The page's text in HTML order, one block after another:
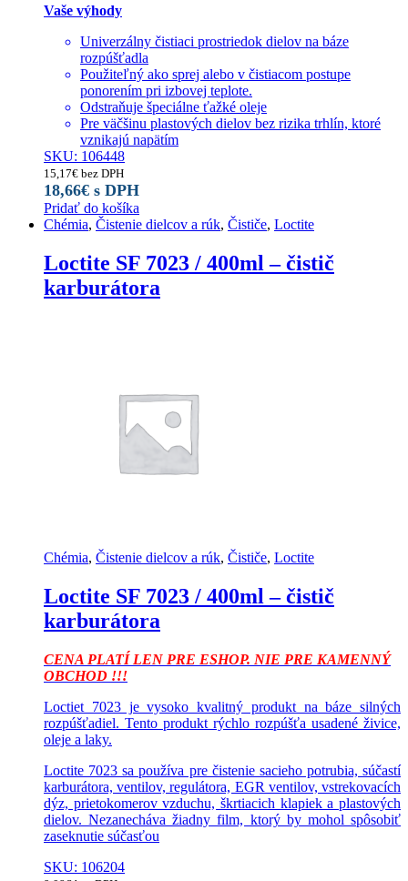
Vaše výhody
Univerzálny čistiaci prostriedok dielov na báze
rozpúšťadla
Použiteľný ako sprej alebo v čistiacom postupe
ponorením pri izbovej teplote.
Odstraňuje špeciálne ťažké oleje
Pre väčšinu plastových dielov bez rizika trhlín, ktoré
vznikajú napätím
SKU: 106448
15,17€ bez DPH
18,66€ s DPH
Pridať do košíka
Chémia, Čistenie dielcov a rúk, Čističe, Loctite
Loctite SF 7023 / 400ml – čistič
karburátora
Chémia, Čistenie dielcov a rúk, Čističe, Loctite
Loctite SF 7023 / 400ml – čistič
karburátora
CENA PLATÍ LEN PRE ESHOP. NIE PRE KAMENNÝ
OBCHOD !!!
Loctiet 7023 je vysoko kvalitný produkt na báze silných
rozpúšťadiel. Tento produkt rýchlo rozpúšťa usadené živice,
oleje a laky.
Loctite 7023 sa používa pre čistenie sacieho potrubia, súčastí
karburátora, ventilov, regulátora, EGR ventilov, vstrekovacích
dýz, prietokomerov vzduchu, škrtiacich klapiek a plastových
dielov. Nezanecháva žiadny film, ktorý by mohol spôsobiť
zaseknutie súčasťou
SKU: 106204